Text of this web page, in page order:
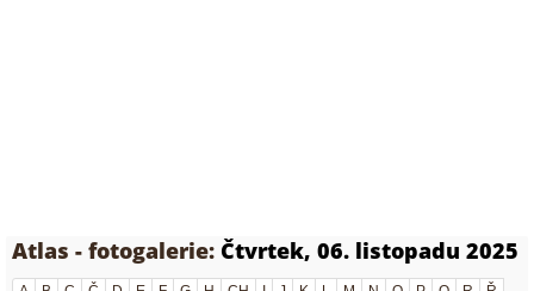
Atlas - fotogalerie: Čtvrtek, 06. listopadu 2025